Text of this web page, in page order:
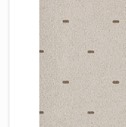
Обои панно
Обои под покраску
Краска